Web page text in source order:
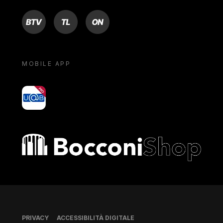
BTV TL ON
MOBILE APP
yoU@B
Bocconi shop
Piè di pagina
PRIVACY ACCESSIBILITÀ DIGITALE